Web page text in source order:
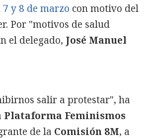
7 y 8 de marzo con motivo del
Por "motivos de salud
el delegado, José Manuel
salir a protestar", ha
Plataforma Feminismos
de la Comisión 8M, a